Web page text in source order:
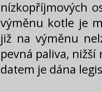
nízkopříjmových
výměnu kotle je
již na výměnu
pevná paliva, nižší
datem je dána